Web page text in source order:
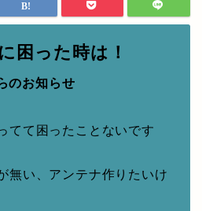
困った時は！
のお知らせ
てて困ったことないです
無い、アンテナ作りたいけ